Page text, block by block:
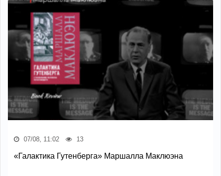
07/08, 11:02 13
«Галактика Гутенберга» Маршалла Маклюэна